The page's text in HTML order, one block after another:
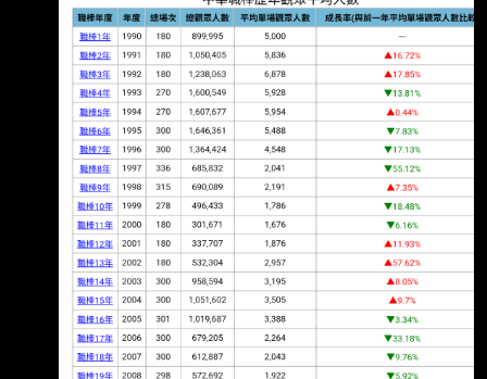
票房就是差 甚至假日還要靠活動日才有辦法滿
場 中職今年目前滿場也8場而已 -- --